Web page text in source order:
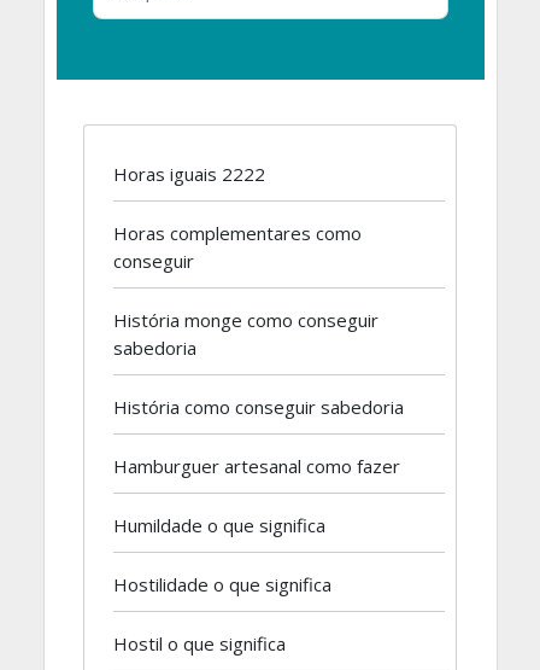
Horas iguais 2222
Horas complementares como
conseguir
História monge como conseguir
sabedoria
História como conseguir sabedoria
Hamburguer artesanal como fazer
Humildade o que significa
Hostilidade o que significa
Hostil o que significa